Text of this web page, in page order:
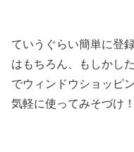
ていうぐらい簡単に登
はもちろん、もしかし
でウィンドウショッピ
気軽に使ってみそづけ！